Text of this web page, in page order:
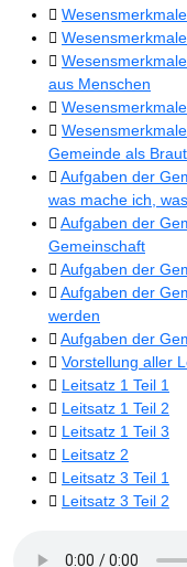
aus Menschen
Gemeinde als
Aufgaben der
was mache ich,
Aufgaben der
Gemeinschaft
Aufgaben der
Aufgaben der
werden
Aufgaben der
Vorstellung aller
Leitsatz 1 Teil 1
Leitsatz 1 Teil 2
Leitsatz 1 Teil 3
Leitsatz 2
Leitsatz 3 Teil 1
Leitsatz 3 Teil 2